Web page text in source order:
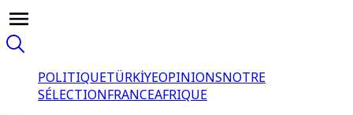
POLITIQUETÜRKİYEOPINIONSNOTRE
SÉLECTIONFRANCEAFRIQUE